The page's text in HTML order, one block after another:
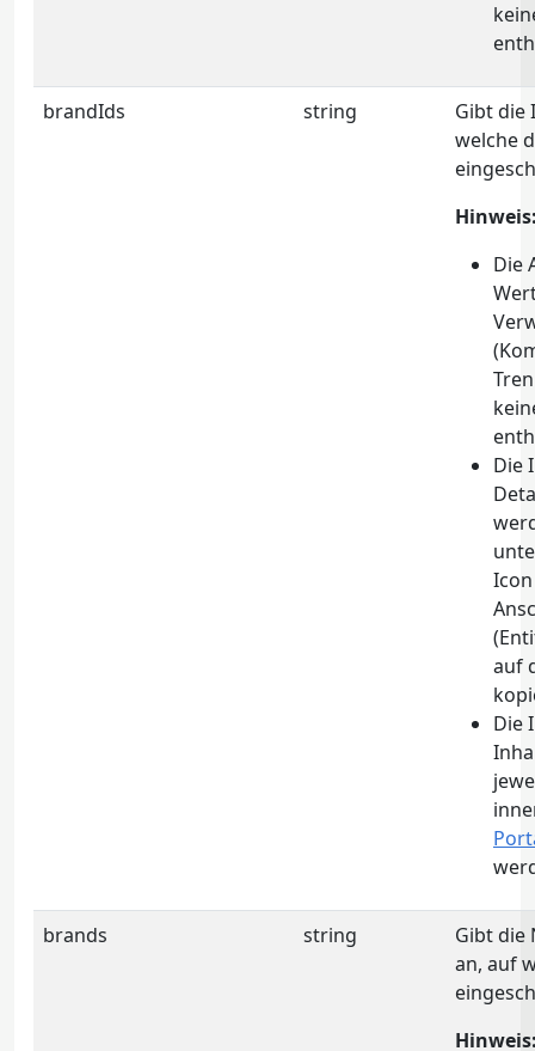
brandIds string
Gibt die
welche
Die
Die
auf
Die
brands string
Gibt die
an, auf